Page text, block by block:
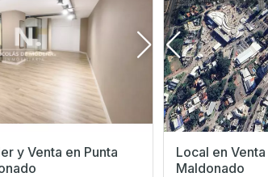
en Punta
Local en Venta en Punta del Este,
Maldonado